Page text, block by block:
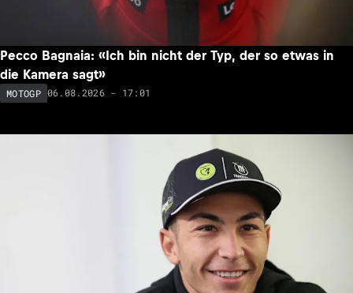
Pecco Bagnaia: «Ich bin nicht der Typ, der so etwas in
die Kamera sagt»
MOTOGP 06.08.2026 - 17:01